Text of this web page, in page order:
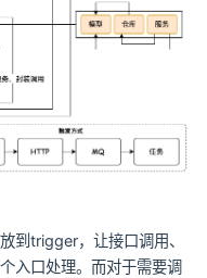
到trigger，让接口调用、
入口处理。而对于需要调